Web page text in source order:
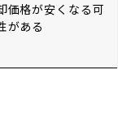
価格が安くなる可
がある